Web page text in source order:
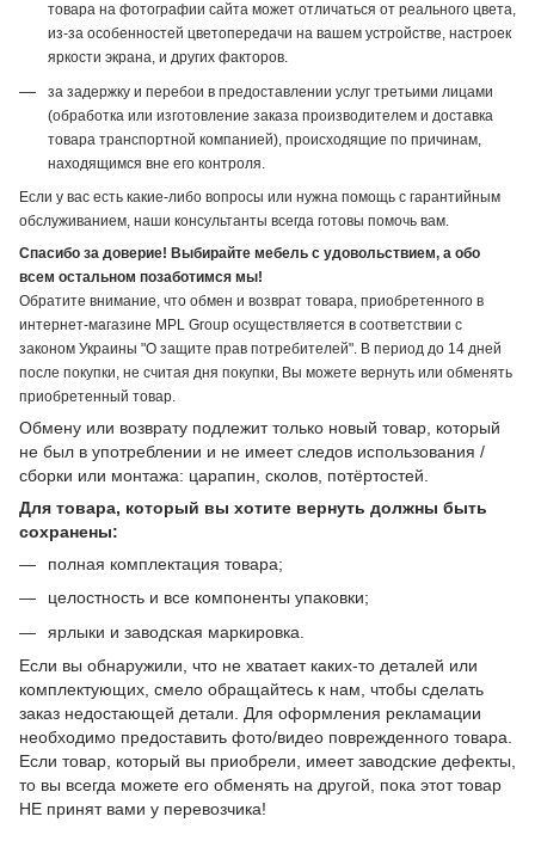
товара на фотографии сайта может отличаться от реального цвета,
из-за особенностей цветопередачи на вашем устройстве, настроек
яркости экрана, и других факторов.
за задержку и перебои в предоставлении услуг третьими лицами
(обработка или изготовление заказа производителем и доставка
товара транспортной компанией), происходящие по причинам,
находящимся вне его контроля.
Если у вас есть какие-либо вопросы или нужна помощь с гарантийным
обслуживанием, наши консультанты всегда готовы помочь вам.
Спасибо за доверие! Выбирайте мебель с удовольствием, а обо
всем остальном позаботимся мы!
Обратите внимание, что обмен и возврат товара, приобретенного в
интернет-магазине MPL Group осуществляется в соответствии с
законом Украины "О защите прав потребителей". В период до 14 дней
после покупки, не считая дня покупки, Вы можете вернуть или обменять
приобретенный товар.
Обмену или возврату подлежит только новый товар, который
не был в употреблении и не имеет следов использования /
сборки или монтажа: царапин, сколов, потёртостей.
Для товара, который вы хотите вернуть должны быть
сохранены:
полная комплектация товара;
целостность и все компоненты упаковки;
ярлыки и заводская маркировка.
Если вы обнаружили, что не хватает каких-то деталей или
комплектующих, смело обращайтесь к нам, чтобы сделать
заказ недостающей детали. Для оформления рекламации
необходимо предоставить фото/видео поврежденного товара.
Если товар, который вы приобрели, имеет заводские дефекты,
то вы всегда можете его обменять на другой, пока этот товар
НЕ принят вами у перевозчика!